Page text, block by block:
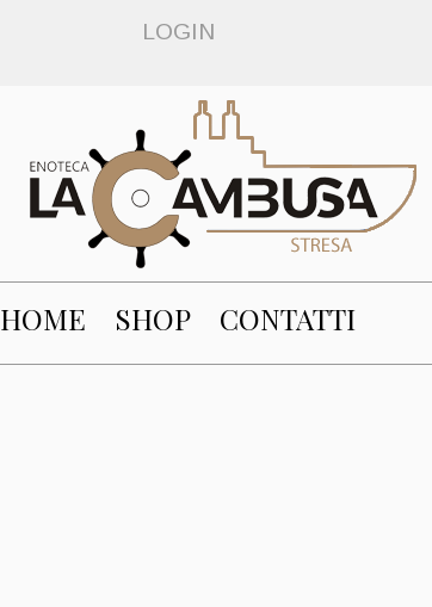
LOGIN
HOME SHOP CONTATTI